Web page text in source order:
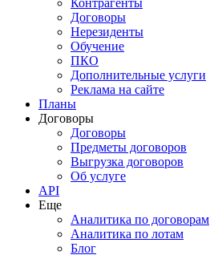
Контрагенты
Договоры
Нерезиденты
Обучение
ПКО
Дополнительные услуги
Реклама на сайте
Планы
Договоры
Договоры
Предметы договоров
Выгрузка договоров
Об услуге
API
Еще
Аналитика по договорам
Аналитика по лотам
Блог